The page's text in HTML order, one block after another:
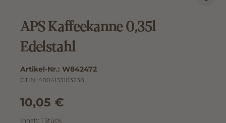
APS Kaffeekanne 0,35l
Edelstahl
Artikel-Nr.: W842472
GTIN: 4004133103238
10,05 €
Inhalt: 1 Stück